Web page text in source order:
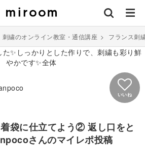
刺繍のオンライン教室・通信講座 > フランス刺
いいね
袋に仕立てよう② 返し口をと
さんのマイレポ投稿